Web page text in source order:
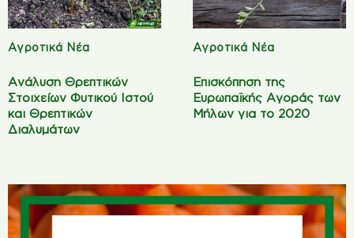
Αγροτικά Νέα
Ανάλυση Θρεπτικών
Στοιχείων Φυτικού Ιστού
και Θρεπτικών
Διαλυμάτων
Αγροτικά Νέα
Επισκόπηση της
Ευρωπαϊκής Αγοράς των
Μήλων για το 2020